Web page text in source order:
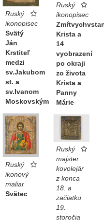
Ruský
ikonopisec
Krista a
14
vyobrazení
po okraji
zo života
Krista a
Panny
Márie
Ruský
ikonopisec
Svätý
Ján
Krstiteľ
medzi
sv.Jakubom
st. a
sv.Ivanom
Moskovským
Ruský
ikonový
maliar
Svätec
Ruský
majster
kovolejár
z konca
18. a
začiatku
19.
storočia